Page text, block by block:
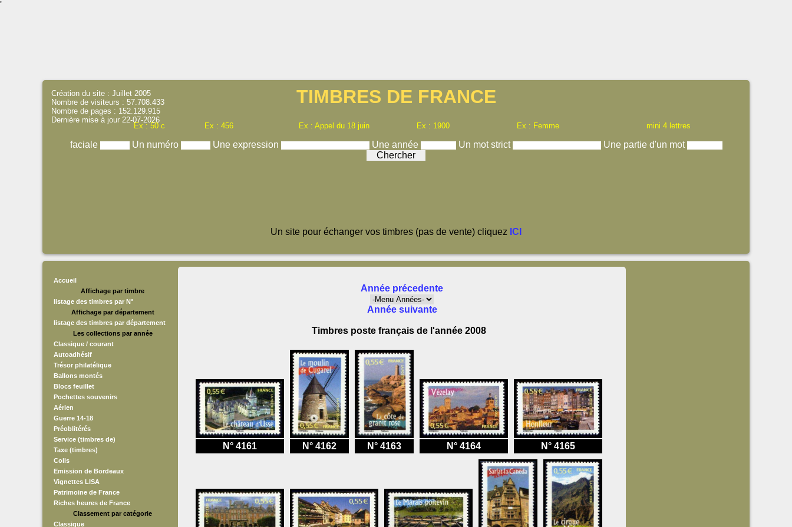
'
TIMBRES DE FRANCE
Ex : 50 c Ex : 456 Ex : Appel du 18 juin Ex : 1900 Ex : Femme mini 4 lettres
faciale Un numéro Une expression Une année Un mot strict Une partie d'un mot
Création du site : Juillet 2005
Nombre de visiteurs : 57.708.433
Nombre de pages : 152.129.915
Dernière mise à jour 22-07-2026
Un site pour échanger vos timbres (pas de vente) cliquez ICI
Accueil
Affichage par timbre
listage des timbres par N°
Affichage par département
listage des timbres par département
Les collections par année
Classique / courant
Autoadhésif
Trésor philatélique
Ballons montés
Blocs feuillet
Pochettes souvenirs
Aérien
Guerre 14-18
Préoblitérés
Service (timbres de)
Taxe (timbres)
Colis
Emission de Bordeaux
Vignettes LISA
Patrimoine de France
Riches heures de France
Classement par catégorie
Classique
Année précedente
Année suivante
Timbres poste français de l'année 2008
N° 4161 N° 4162 N° 4163 N° 4164 N° 4165